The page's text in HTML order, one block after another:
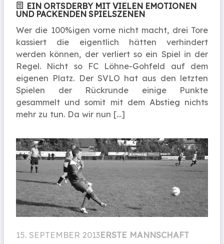
EIN ORTSDERBY MIT VIELEN EMOTIONEN
UND PACKENDEN SPIELSZENEN
Wer die 100%igen vorne nicht macht, drei Tore
kassiert die eigentlich hätten verhindert
werden können, der verliert so ein Spiel in der
Regel. Nicht so FC Löhne-Gohfeld auf dem
eigenen Platz. Der SVLO hat aus den letzten
Spielen der Rückrunde einige Punkte
gesammelt und somit mit dem Abstieg nichts
mehr zu tun. Da wir nun […]
15. SEPTEMBER 2013ERSTE MANNSCHAFT